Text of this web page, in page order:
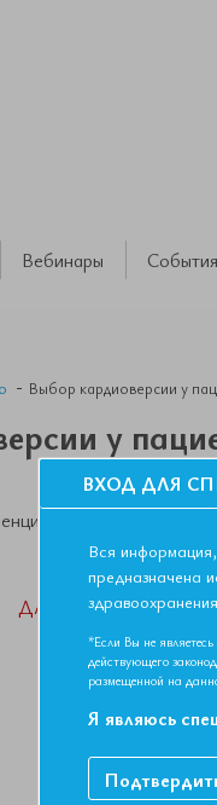
Вебинары События
Выбор кардиоверсии у
у
ЕАТ. Российско-
ДАННЫЙ
Если вы
ВХОД ДЛЯ
Вся
предназначена
*Если Вы не
действующего
размещенной на
Я являюсь